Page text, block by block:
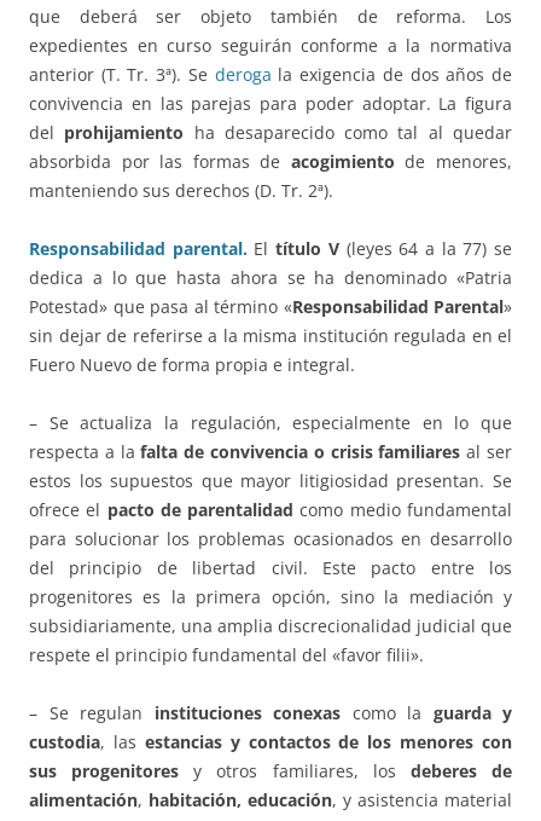
que deberá ser objeto también de reforma. Los
expedientes en curso seguirán conforme a la normativa
anterior (T. Tr. 3ª). Se deroga la exigencia de dos años de
convivencia en las parejas para poder adoptar. La figura
del prohijamiento ha desaparecido como tal al quedar
absorbida por las formas de acogimiento de menores,
manteniendo sus derechos (D. Tr. 2ª).
Responsabilidad parental.Eltítulo V (leyes 64 a la 77) se
dedica a lo que hasta ahora se ha denominado «Patria
Potestad» que pasa al término «Responsabilidad Parental»
sin dejar de referirse a la misma institución regulada en el
Fuero Nuevo de forma propia e integral.
– Se actualiza la regulación, especialmente en lo que
respecta a lafalta de convivencia o crisis familiares al ser
estos los supuestos que mayor litigiosidad presentan. Se
ofrece el pacto de parentalidad como medio fundamental
para solucionar los problemas ocasionados en desarrollo
del principio de libertad civil. Este pacto entre los
progenitores es la primera opción, sino la mediación y
subsidiariamente, una amplia discrecionalidad judicial que
respete el principio fundamental del «favor filii».
– Se regulan instituciones conexas como la guarda y
custodia, las estancias y contactos de los menores con
sus progenitores y otros familiares, los deberes de
alimentación, habitación, educación, y asistencia material